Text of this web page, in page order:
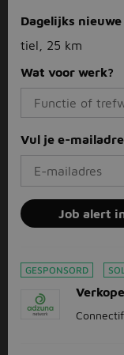
Dagelijks
tiel, 25 km
Wat voor werk?
Vul je e-
Job alert
GESPONSORD
Connectif